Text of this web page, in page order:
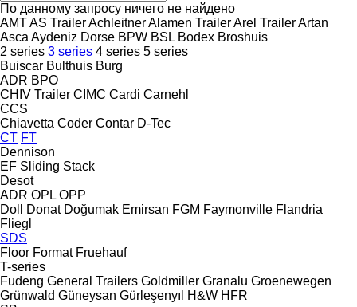
По данному запросу ничего не найдено
AMTAS TrailerAchleitnerAlamen TrailerArel TrailerArtan
Asca Aydeniz Dorse BPW BSL Bodex Broshuis
2 series 3 series 4 series 5 series
Buiscar Bulthuis Burg
ADR BPO
CHIV Trailer CIMC Cardi Carnehl
CCS
Chiavetta Coder Contar D-Tec
CT FT
Dennison
EF Sliding Stack
Desot
ADR OPL OPP
Doll
Donat Doğumak Emirsan FGM Faymonville Flandria
Fliegl
SDS
Floor Format Fruehauf
T-series
Fudeng General Trailers Goldmiller Granalu Groenewegen
Grünwald Güneysan Gürleşenyıl H&W HFR